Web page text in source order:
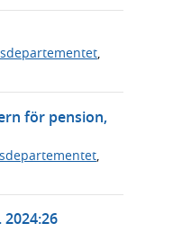
,
för pension,